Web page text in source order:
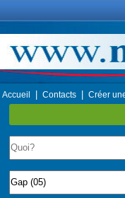
Accueil Contacts Créer